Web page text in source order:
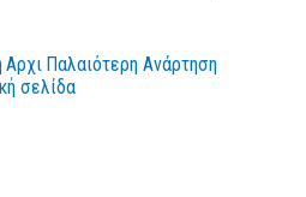
Παλαιότερη Ανάρτηση
Αρχι
κή σελίδα